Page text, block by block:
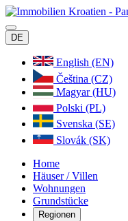
DE
English (EN)
Čeština (CZ)
Magyar (HU)
Polski (PL)
Svenska (SE)
Slovák (SK)
Home
Häuser / Villen
Wohnungen
Grundstücke
Regionen